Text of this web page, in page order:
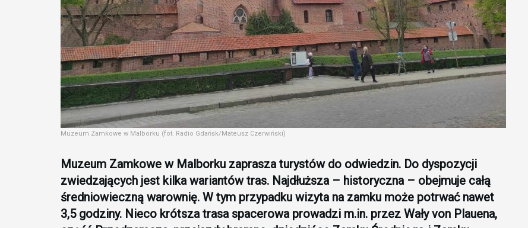
Muzeum Zamkowe w Malborku (fot. Radio Gdańsk/Mateusz Czerwiński)
Muzeum Zamkowe w Malborku zaprasza turystów do odwiedzin. Do dyspozycji
zwiedzających jest kilka wariantów tras. Najdłuższa – historyczna – obejmuje całą
średniowieczną warownię. W tym przypadku wizyta na zamku może potrwać nawet
3,5 godziny. Nieco krótsza trasa spacerowa prowadzi m.in. przez Wały von Plauena,